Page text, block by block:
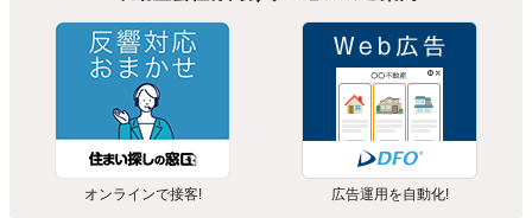
オンラインで接客! 広告運用を自動化!